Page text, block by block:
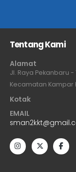
Tentang Kami
Alamat
Jl. Raya Pekanbaru -
Kecamatan Kampar
Kotak
EMAIL